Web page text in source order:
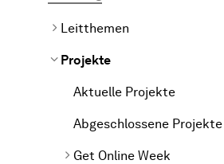
Leitthemen
Projekte
Aktuelle Projekte
Abgeschlossene Projekte
Get Online Week